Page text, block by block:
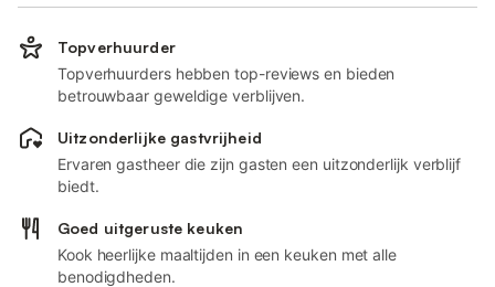
Topverhuurder
Topverhuurders hebben top-reviews en bieden
betrouwbaar geweldige verblijven.
Uitzonderlijke gastvrijheid
Ervaren gastheer die zijn gasten een uitzonderlijk verblijf
biedt.
Goed uitgeruste keuken
Kook heerlijke maaltijden in een keuken met alle
benodigdheden.